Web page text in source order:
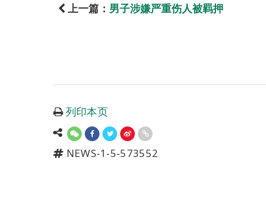
上一篇： 男子涉嫌严重伤人被羁押
列印本页
NEWS-1-5-573552